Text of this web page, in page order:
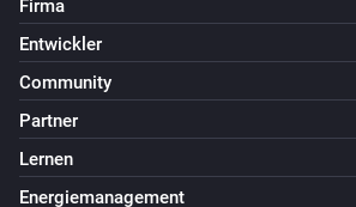
Firma
Entwickler
Community
Partner
Lernen
Energiemanagement